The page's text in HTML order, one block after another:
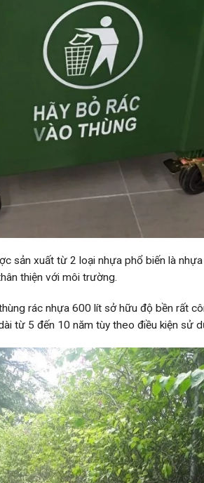
sản xuất từ 2 loại nhựa phổ biến là
thiện với môi trường.
rác nhựa 600 lít sở hữu độ bền rất
từ 5 đến 10 năm tùy theo điều kiện sử